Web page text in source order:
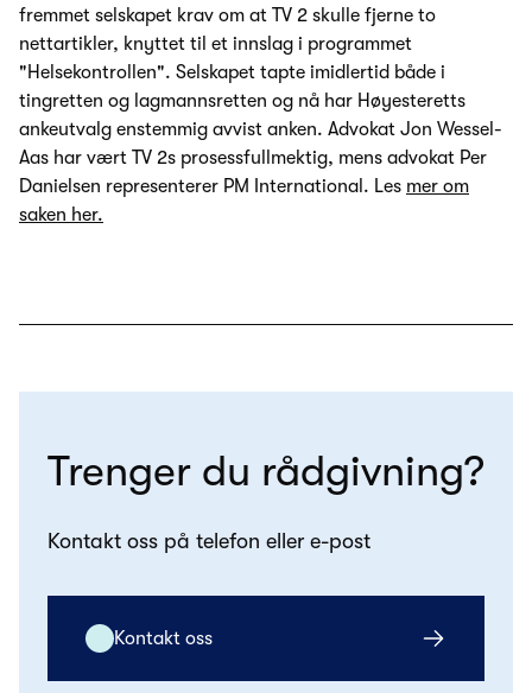
fremmet selskapet krav om at TV 2 skulle fjerne to
nettartikler, knyttet til et innslag i programmet
"Helsekontrollen". Selskapet tapte imidlertid både i
tingretten og lagmannsretten og nå har Høyesteretts
ankeutvalg enstemmig avvist anken. Advokat Jon Wessel-
Aas har vært TV 2s prosessfullmektig, mens advokat Per
Danielsen representerer PM International. Les mer om
saken her.
Trenger du rådgivning?
Kontakt oss på telefon eller e-post
Kontakt oss